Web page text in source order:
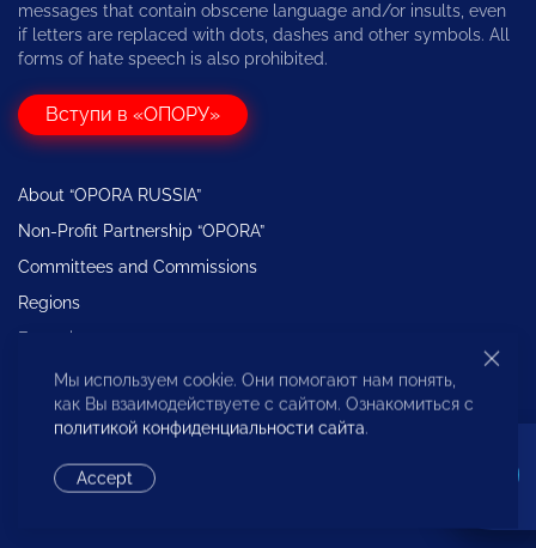
messages that contain obscene language and/or insults, even
if letters are replaced with dots, dashes and other symbols. All
forms of hate speech is also prohibited.
Вступи в «ОПОРУ»
About “OPORA RUSSIA”
Non-Profit Partnership “OPORA”
Committees and Commissions
Regions
Expertise
The Bureau for the Protection of the Rights of Entrepreneurs
Мы используем cookie. Они помогают нам понять,
как Вы взаимодействуете с сайтом. Ознакомиться с
политикой конфиденциальности сайта.
Accept